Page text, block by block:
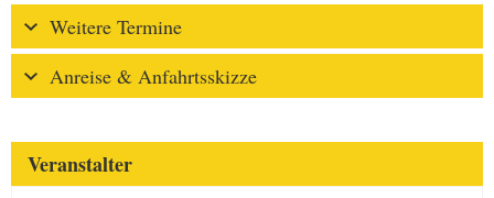
Weitere Termine
Anreise & Anfahrtsskizze
Veranstalter